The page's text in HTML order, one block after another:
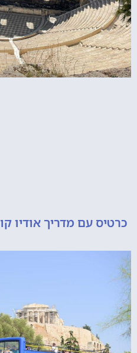
עם מדריך אודיו קולי